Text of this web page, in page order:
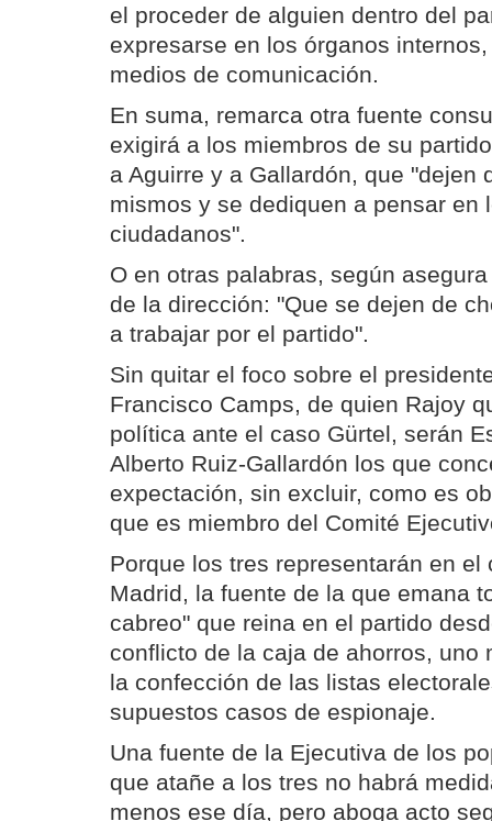
el proceder de alguien dentro del
expresarse en los órganos
medios de comunicación.
En suma, remarca otra fuente
exigirá a los miembros de su
a Aguirre y a Gallardón, que "dejen
mismos y se dediquen a pensar en
ciudadanos".
O en otras palabras, según
de la dirección: "Que se dejen de
a trabajar por el partido".
Sin quitar el foco sobre el
Francisco Camps, de quien Rajoy
política ante el caso Gürtel, serán
Alberto Ruiz-Gallardón los que
expectación, sin excluir, como es
que es miembro del Comité
Porque los tres representarán en el
Madrid, la fuente de la que emana
cabreo" que reina en el partido
conflicto de la caja de ahorros, uno
la confección de las listas
supuestos casos de espionaje.
Una fuente de la Ejecutiva de los
que atañe a los tres no habrá
menos ese día, pero aboga acto